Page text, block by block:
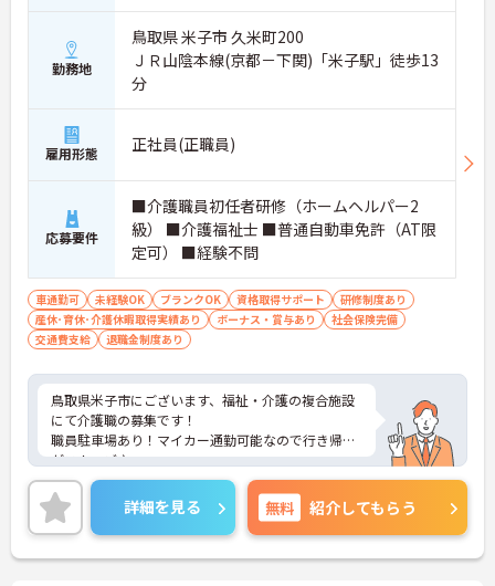
勤務地
鳥取県 米子市 久米町200
ＪＲ山陰本線(京都－下関)「米子駅」徒歩13
分
雇用形態 正社員(正職員)
応募要件
■介護職員初任者研修（ホームヘルパー2
級） ■介護福祉士 ■普通自動車免許（AT限
定可） ■経験不問
車通勤可 未経験OK ブランクOK 資格取得サポート
研修制度あり
産休･育休･介護休暇取得実績あり
ボーナス・賞与あり
社会保険完備
交通費支給
退職金制度あり
鳥取県米子市にございます、福祉・介護の複合施設
にて介護職の募集です！
職員駐車場あり！マイカー通勤可能なので行き帰り
がスムーズ♪
育児休暇制度がありますので、ライフステージに応
じて長くお仕事を続けていくことができます◎
ご興味のある方は、マイナビ介護職までお問い合わ
せください。
詳細を見る 無料 紹介してもらう